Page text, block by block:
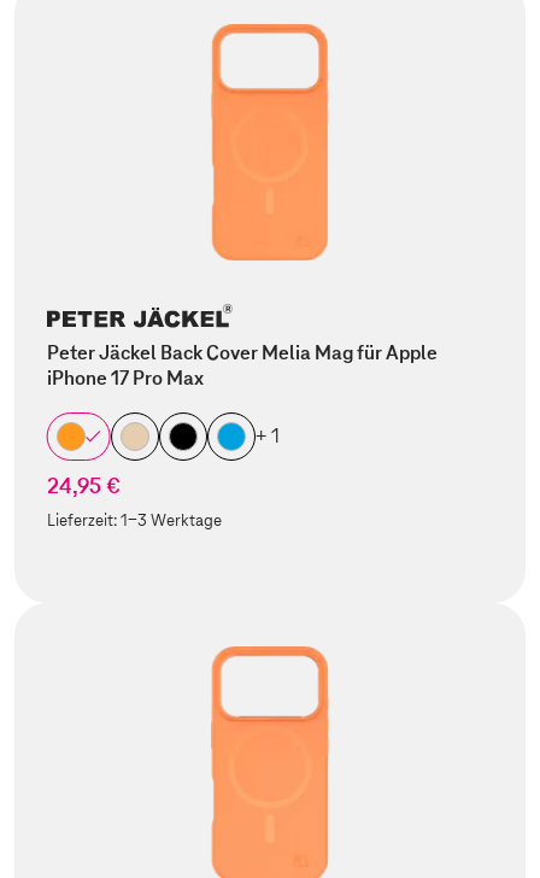
Peter Jäckel Back Cover Melia Mag für Apple
iPhone 17 Pro Max
+ 1
24,95 €
Lieferzeit:1-3 Werktage